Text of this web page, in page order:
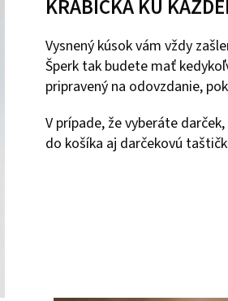
KRABIČKA KU
Vysnený kúsok vám vždy
Šperk tak budete mať
pripravený na odovzdanie,
V prípade, že vyberáte
do košíka aj darčekovú